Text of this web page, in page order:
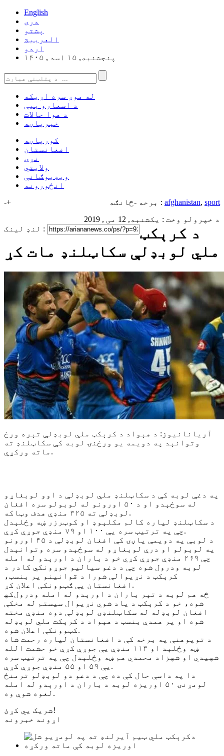
English
دری
پشتو
العربیة
اردو
پنجشنبه, ۱۵ اسد , ۱۴۰۵
له موږ سره اړیکه
د اسعارو بیې
د هوا حالات
خبرپاڼه
کورپاڼه
افغانستان
نړۍ
ولایتي
ویډیوګانې
انځورونه
برخه -څانګه : afghanistan, sport
-+
د خپرولو وخت : یکشنبه, 12 می , 2019
لنډ لینک :
د کرېکټ
ملي لوبډلې سکاټلنډ مات کړ
آریانانیوز: د هېواد د کرېکټ ملي لوبډلې تېره ورځ
وتوانېد په دویمه یو ورځنۍ لوبه کې سکاټلنډ ته
ماته ورکړي.
په دغې لوبه کې د سکاټلنډ ملي لوبډلې د اوو لوبغاړو
له سوځېدو او د ۵۰ اورونو له لوبولو سره افغان
لوبډلې ته ۳۲۵ منډې هدف وټاکه.
د سکاټلنډ لپاره کالم مکلېوډ او کوټرزر ښه وځلېدل
چې په ترتیب سره یې ۱۰۰ او ۷۹ منډې جوړې کړې.
د لوبې په دویمې پاڼۍ کې افغان لوبډلې د ۴۵ اورونو
په لوبولو او درې لوبغاړو له سوځېدو سره وتوانېدل
چې ۲۶۹ منډې جوړې کړي خو د باران د اورېدو له امله
لوبه ودرول شوه چې د دغو سیالیو جوړونکي کادر د
کرېکټ د نړیوالې شورا د قوانینو پر بنسټ،
افغانستان یې ګټوونکی اعلان کړ.
که‎څه هم لوبه د تېر باران د اورېدو له امله ودرول
شوه، خو د کرېکټ د یاد شوي نړیوال سیستم له مخکې
افغان لوبډله له سکاټلنډۍ لوبډلې دوه منډې مخته
شوه او پر همدې بنسټ د هېواد د کرېکت ملي لوبډله
کټوونکې اعلان شوه.
د توپوهنې په برخه کې د افغانستان لپاره رحمت شاه
ښه وځلېد او ۱۱۳ منډې یې جوړې کړې خو حشمت الله
شهیدي او شهزاد محمدي هم ښه وځلېدل چې په ترتیب سره
یې ۵۹ او ۵۵ منډې جوړې کړې.
دا په داسې حال کې ده چې د دغو دو لوبډلو ترمنځ
لومړنۍ ۵۰ اوریزه لوبه د باران د اورېدو له امله
لغوه شوې وه.
شریک یي کړئ!
اړوند خبرونه